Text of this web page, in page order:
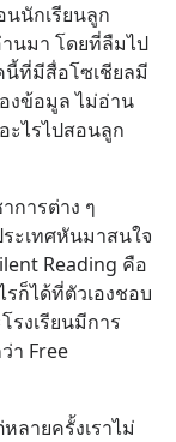
นนักเรียนลูก
นมา โดยที่ลืมไป
นี้ที่มีสื่อโซเชียลมี
งข้อมูล ไม่อ่าน
ะไรไปสอนลูก
การต่าง ๆ
ะเทศหันมาสนใจ
Reading คือ
ก็ได้ที่ตัวเองชอบ
รงเรียนมีการ
า Free
ลายครั้งเราไม่